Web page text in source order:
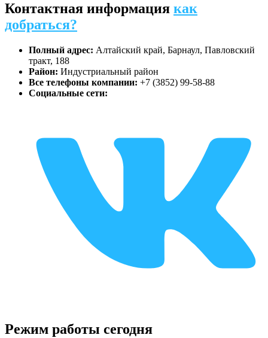
Контактная информация как
добраться?
Полный адрес: Алтайский край, Барнаул, Павловский
тракт, 188
Район: Индустриальный район
Все телефоны компании: +7 (3852) 99-58-88
Социальные сети:
Режим работы сегодня